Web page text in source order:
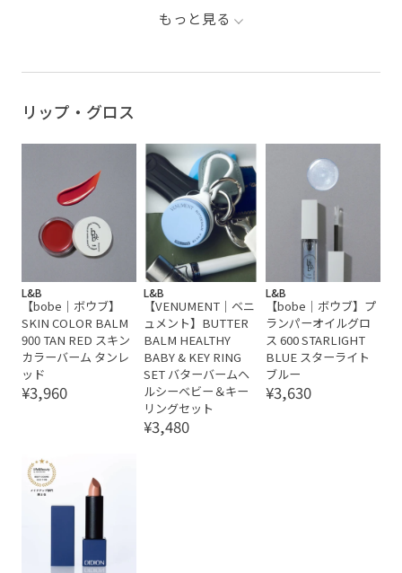
もっと見る
リップ・グロス
L&B
【bobe｜ボウブ】
SKIN COLOR BALM
900 TAN RED スキン
カラーバーム タンレ
ッド
¥3,960
L&B
【VENUMENT｜ベニ
ュメント】BUTTER
BALM HEALTHY
BABY & KEY RING
SET バターバームヘ
ルシーベビー＆キー
リングセット
¥3,480
L&B
【bobe｜ボウブ】プ
ランパーオイルグロ
ス 600 STARLIGHT
BLUE スターライト
ブルー
¥3,630